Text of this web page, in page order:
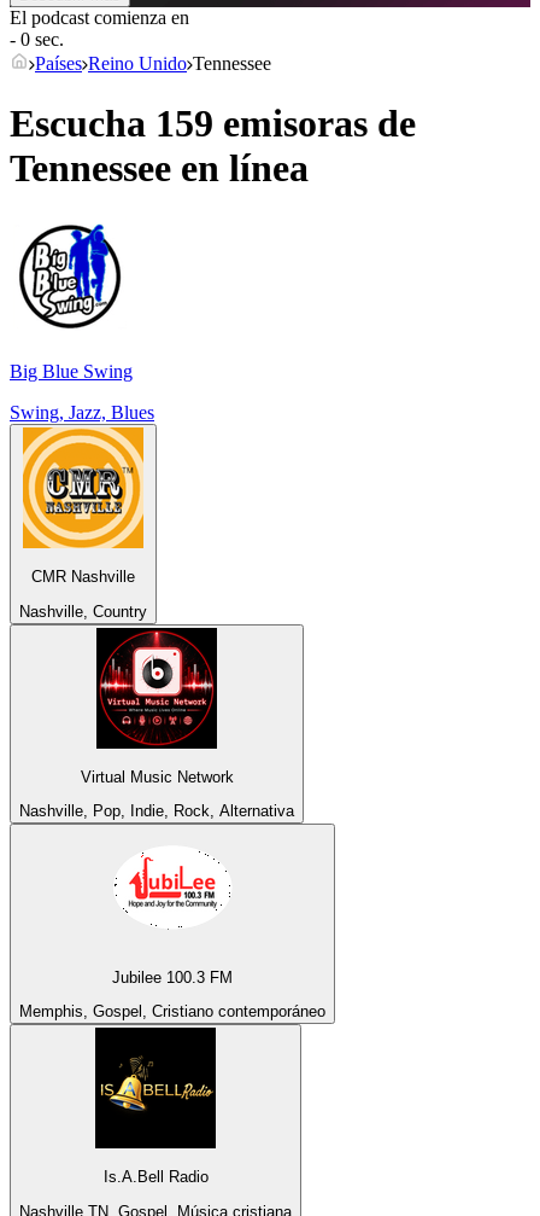
El podcast comienza en
- 0 sec.
Países Reino Unido Tennessee
Escucha 159 emisoras de
Tennessee en línea
Big Blue Swing
Swing, Jazz, Blues
CMR Nashville
Nashville, Country
Virtual Music Network
Nashville, Pop, Indie, Rock, Alternativa
Jubilee 100.3 FM
Memphis, Gospel, Cristiano contemporáneo
Is.A.Bell Radio
Nashville TN, Gospel, Música cristiana